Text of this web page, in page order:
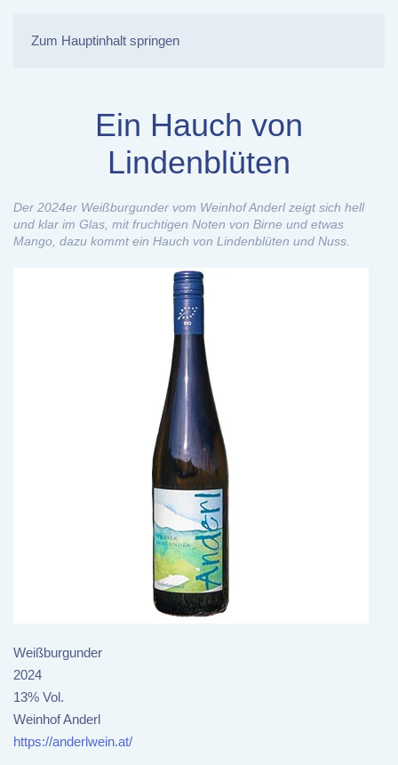
Zum Hauptinhalt springen
Ein Hauch von
Lindenblüten
Der 2024er Weißburgunder vom Weinhof Anderl zeigt sich hell
und klar im Glas, mit fruchtigen Noten von Birne und etwas
Mango, dazu kommt ein Hauch von Lindenblüten und Nuss.
Weißburgunder
2024
13% Vol.
Weinhof Anderl
https://anderlwein.at/